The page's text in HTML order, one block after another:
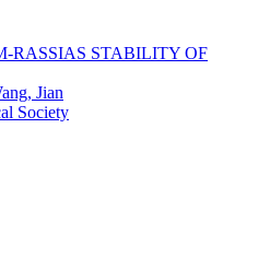
RASSIAS STABILITY OF
Jian
Society